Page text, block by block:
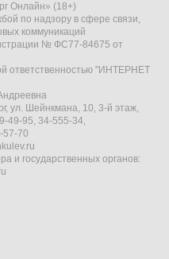
Онлайн» (18+)
по надзору в сфере связи,
коммуникаций
№ ФС77-84675 от
ответственностью "ИНТЕРНЕТ
ул. Шейнкмана, 10, 3-й этаж,
49-95, 34-555-34,
57-70
и государственных органов: